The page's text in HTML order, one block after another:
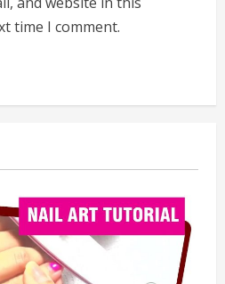
time I comment.